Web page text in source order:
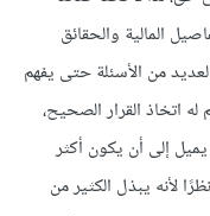
المالية والحقائق
من الأسئلة حتى يفهم
اتخاذ القرار الصحيح،
إلى أن يكون أكثر
لأنه يبذل الكثير من